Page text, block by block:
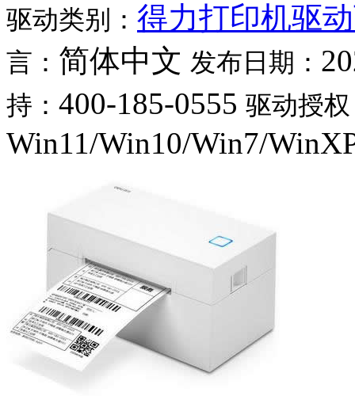
驱动类别： 得力打印机驱
言： 简体中文 发布日期：
持： 400-185-0555 驱动授
Win11/Win10/Win7/